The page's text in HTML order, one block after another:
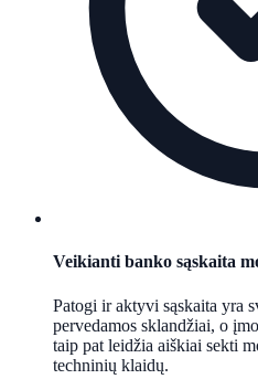
Veikianti banko sąskaita
Patogi ir aktyvi sąskaita yra
pervedamos sklandžiai, o
taip pat leidžia aiškiai sekti
techninių klaidų.